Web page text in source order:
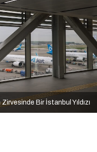
Zirvesinde Bir İstanbul Yıldızı